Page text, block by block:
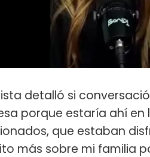
detalló si
porque estaría ahí en
que estaban
más sobre mi familia